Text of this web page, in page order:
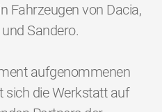
Fahrzeugen von Dacia,
Sandero.
aufgenommenen
die Werkstatt auf